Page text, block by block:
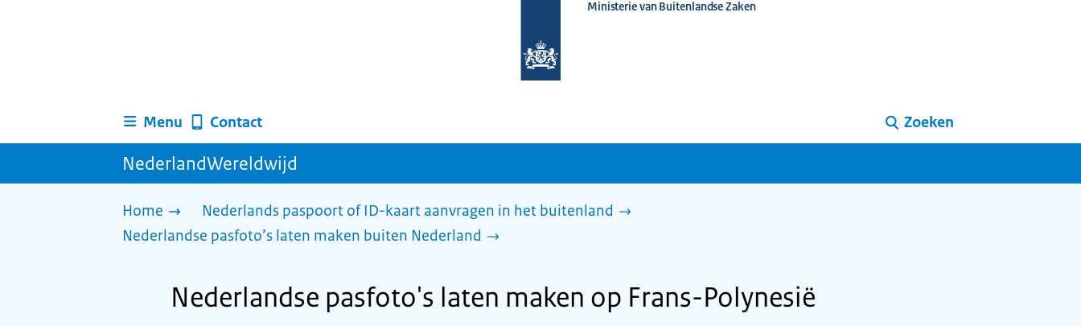
homepage
Ministerie van Buitenlandse Zaken
Menu Contact Zoeken
NederlandWereldwijd
Home
Nederlands paspoort of ID-kaart aanvragen in het buitenland
Nederlandse pasfoto’s laten maken buiten Nederland
Nederlandse pasfoto's laten maken op Frans-Polynesië